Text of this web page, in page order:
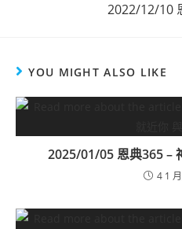
2022/12/10
YOU MIGHT ALSO LIKE
2025/01/05 恩典365 –
4 1